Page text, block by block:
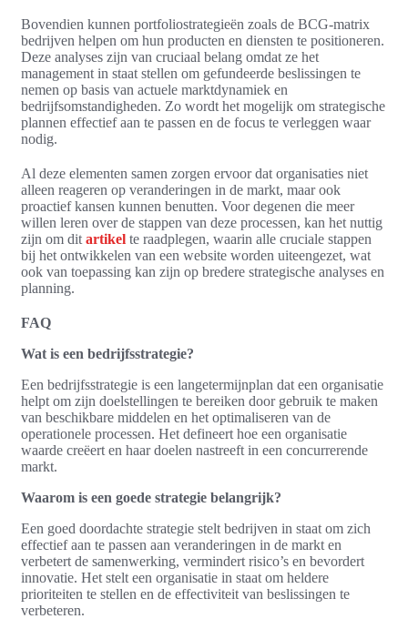
Bovendien kunnen portfoliostrategieën zoals de BCG-matrix
bedrijven helpen om hun producten en diensten te positioneren.
Deze analyses zijn van cruciaal belang omdat ze het
management in staat stellen om gefundeerde beslissingen te
nemen op basis van actuele marktdynamiek en
bedrijfsomstandigheden. Zo wordt het mogelijk om strategische
plannen effectief aan te passen en de focus te verleggen waar
nodig.
Al deze elementen samen zorgen ervoor dat organisaties niet
alleen reageren op veranderingen in de markt, maar ook
proactief kansen kunnen benutten. Voor degenen die meer
willen leren over de stappen van deze processen, kan het nuttig
zijn om dit artikel te raadplegen, waarin alle cruciale stappen
bij het ontwikkelen van een website worden uiteengezet, wat
ook van toepassing kan zijn op bredere strategische analyses en
planning.
FAQ
Wat is een bedrijfsstrategie?
Een bedrijfsstrategie is een langetermijnplan dat een organisatie
helpt om zijn doelstellingen te bereiken door gebruik te maken
van beschikbare middelen en het optimaliseren van de
operationele processen. Het defineert hoe een organisatie
waarde creëert en haar doelen nastreeft in een concurrerende
markt.
Waarom is een goede strategie belangrijk?
Een goed doordachte strategie stelt bedrijven in staat om zich
effectief aan te passen aan veranderingen in de markt en
verbetert de samenwerking, vermindert risico’s en bevordert
innovatie. Het stelt een organisatie in staat om heldere
prioriteiten te stellen en de effectiviteit van beslissingen te
verbeteren.